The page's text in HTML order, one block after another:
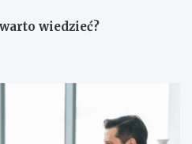
wiedzieć?